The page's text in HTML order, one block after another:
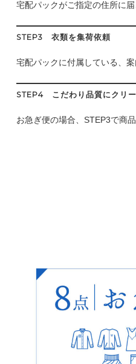
宅配パックがご指定の住所に
STEP3 衣類を集荷依頼
宅配パックに付属している、
STEP4 こだわり品質にクリ
お急ぎ便の場合、STEP3で商